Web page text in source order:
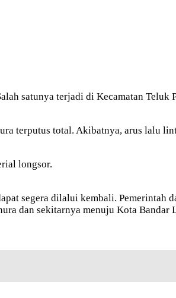
satunya terjadi di Kecamatan Teluk
terputus total. Akibatnya, arus lalu
longsor.
segera dilalui kembali. Pemerintah
dan sekitarnya menuju Kota Bandar